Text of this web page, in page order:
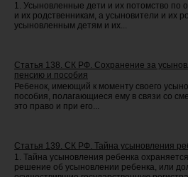
1. Усыновленные дети и их потомство по
и их родственникам, а усыновители и их
усыновленным детям и их...
Статья 138. СК РФ. Сохранение за
пенсию и пособия
Ребенок, имеющий к моменту своего
пособия, полагающиеся ему в связи со
это право и при его...
Статья 139. СК РФ. Тайна усыновления
1. Тайна усыновления ребенка
решение об усыновлении ребенка, или